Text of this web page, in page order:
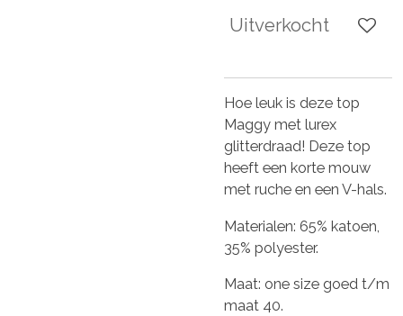
Uitverkocht
Hoe leuk is deze top
Maggy met lurex
glitterdraad! Deze top
heeft een korte mouw
met ruche en een V-hals.
Materialen: 65% katoen,
35% polyester.
Maat: one size goed t/m
maat 40.